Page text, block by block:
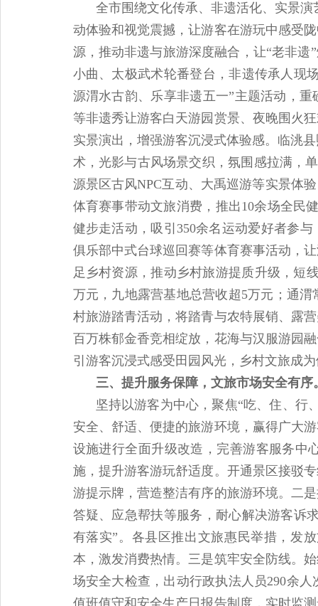
全市围绕文化传承、非遗活化、实景
动体验和视觉震撼，让游客在游玩中感受
源，推动非遗与旅游深度融合，让“老非
小曲、太极武术轮番登台，非遗传承人现
源渭水古韵、乐享非遗五一”主题活动，
等非遗秀让游客白天游园赏景、夜晚围火
实景演出，增强游客沉浸式体验感。临洮
术，光影与古风场景交织，氛围感拉满，
源景区古风NPC互动、大禹巡游等实景体
体育赛事带动文旅消费，推出10余场全民
健步走活动，吸引350余名运动爱好者参
俱乐部中式台球巡回赛等体育赛事活动，
足乡村资源，推动乡村旅游提质升级，短
万元，九地露营基地总营收超5万元；通
村旅游踏青活动，将踏青与农特展销、露
百万株郁金香竞相绽放，花海与汉服游园
引游客沉浸式感受田园风光，乡村文旅成
三、提升服务保障，文旅市场安全有序
坚持以游客为中心，聚焦“吃、住、行
安全、舒适、便捷的旅游环境，赢得广大
设施进行全面升级改造，完善游客服务中
施，提升游客游玩舒适度。开通景区接驳
游提示牌，营造整洁有序的旅游环境。二
答疑、应急帮扶等服务，耐心解决游客诉
有落实”。各县区推出文旅惠民举措，发
本，激发消费热情。三是筑牢安全防线。
场安全大检查，出动行政执法人员290余
值班值守和安全生产日报告制度，实时监